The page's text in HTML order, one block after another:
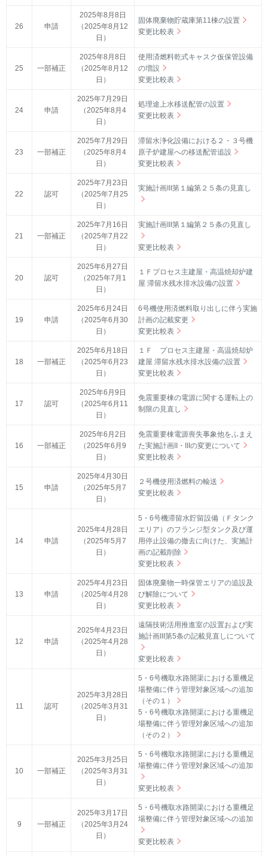
26 申請
2025年8月8日
（2025年8月12
日）
固体廃棄物貯蔵庫第11棟の設置
変更比較表
25 一部補正
2025年8月8日
（2025年8月12
日）
使用済燃料乾式キャスク仮保管設備
の増設
変更比較表
24 申請
2025年7月29日
（2025年8月4
日）
処理途上水移送配管の設置
変更比較表
23 一部補正
2025年7月29日
（2025年8月4
日）
滞留水浄化設備における２・３号機
原子炉建屋への移送配管追設
変更比較表
22 認可
2025年7月23日
（2025年7月25
日）
実施計画III第１編第２５条の見直し
21 一部補正
2025年7月16日
（2025年7月22
日）
実施計画III第１編第２５条の見直し
変更比較表
20 認可
2025年6月27日
（2025年7月1
日）
１Ｆプロセス主建屋・高温焼却炉建
屋 滞留水残水排水設備の設置
19 申請
2025年6月24日
（2025年6月30
日）
6号機使用済燃料取り出しに伴う実施
計画の記載変更
変更比較表
18 一部補正
2025年6月18日
（2025年6月23
日）
１Ｆ プロセス主建屋・高温焼却炉
建屋 滞留水残水排水設備の設置
変更比較表
17 認可
2025年6月9日
（2025年6月11
日）
免震重要棟の電源に関する運転上の
制限の見直し
16 一部補正
2025年6月2日
（2025年6月9
日）
免震重要棟電源喪失事象他をふまえ
た実施計画II・IIIの変更について
変更比較表
15 申請
2025年4月30日
（2025年5月7
日）
２号機使用済燃料の輸送
変更比較表
14 申請
2025年4月28日
（2025年5月7
日）
5・6号機滞留水貯留設備（Ｆタンク
エリア）のフランジ型タンク及び運
用停止設備の撤去に向けた、実施計
画の記載削除
変更比較表
13 申請
2025年4月23日
（2025年4月28
日）
固体廃棄物一時保管エリアの追設及
び解除について
変更比較表
12 申請
2025年4月23日
（2025年4月28
日）
遠隔技術活用推進室の設置および実
施計画III第5条の記載見直しについて
変更比較表
11 認可
2025年3月28日
（2025年3月31
日）
5・6号機取水路開渠における重機足
場整備に伴う管理対象区域への追加
（その１）
5・6号機取水路開渠における重機足
場整備に伴う管理対象区域への追加
（その２）
10 一部補正
2025年3月25日
（2025年3月31
日）
5・6号機取水路開渠における重機足
場整備に伴う管理対象区域への追加
変更比較表
9 一部補正
2025年3月17日
（2025年3月24
日）
5・6号機取水路開渠における重機足
場整備に伴う管理対象区域への追加
変更比較表